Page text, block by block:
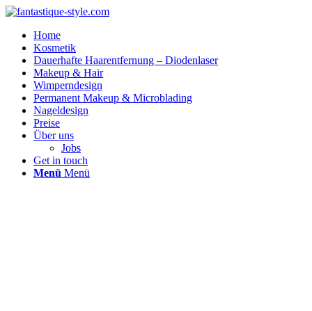
Home
Kosmetik
Dauerhafte Haarentfernung – Diodenlaser
Makeup & Hair
Wimperndesign
Permanent Makeup & Microblading
Nageldesign
Preise
Über uns
Jobs
Get in touch
Menü Menü